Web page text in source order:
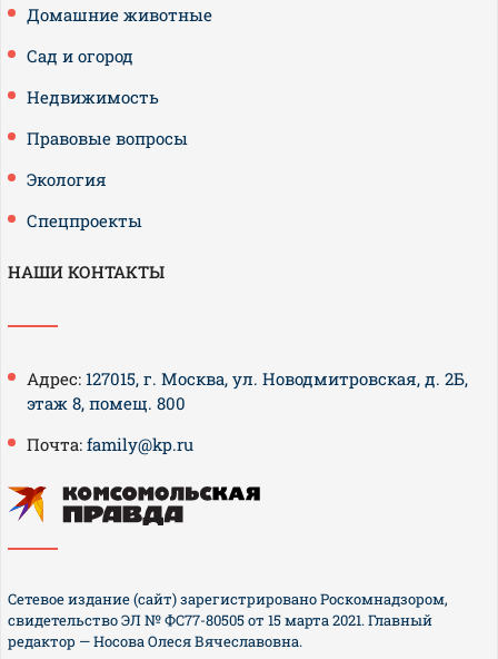
Домашние животные
Сад и огород
Недвижимость
Правовые вопросы
Экология
Спецпроекты
НАШИ КОНТАКТЫ
Адрес: 127015, г. Москва, ул. Новодмитровская, д. 2Б,
этаж 8, помещ. 800
Почта: family@kp.ru
Сетевое издание (сайт) зарегистрировано Роскомнадзором,
свидетельство ЭЛ № ФС77-80505 от 15 марта 2021. Главный
редактор — Носова Олеся Вячеславовна.